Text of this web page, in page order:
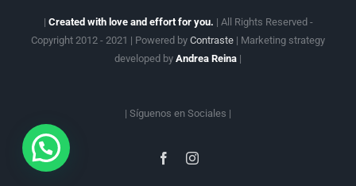
| Created with love and effort for you. | All Rights Reserved -
Copyright 2012 - 2021 | Powered by Contraste | Marketing strategy
developed by Andrea Reina |
| Síguenos en Sociales |
FacebookInstagram